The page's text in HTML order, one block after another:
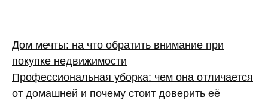
Дом мечты: на что обратить внимание при
покупке недвижимости
Профессиональная уборка: чем она отличается
от домашней и почему стоит доверить её